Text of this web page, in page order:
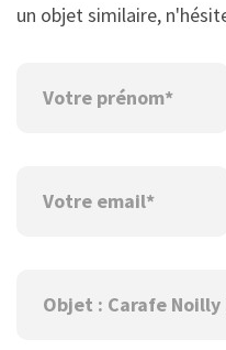
un objet similaire,